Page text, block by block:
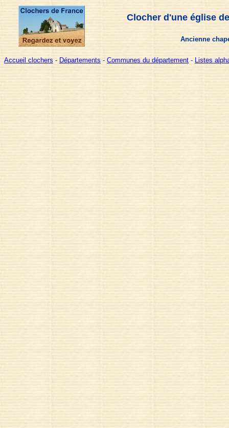
Clocher d'une église
Ancienne
Accueil clochers - Départements - Communes du département - Listes